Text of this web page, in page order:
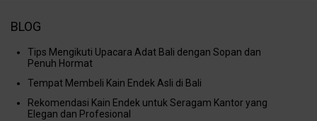
BLOG
Tips Mengikuti Upacara Adat Bali dengan Sopan dan
Penuh Hormat
Tempat Membeli Kain Endek Asli di Bali
Rekomendasi Kain Endek untuk Seragam Kantor yang
Elegan dan Profesional